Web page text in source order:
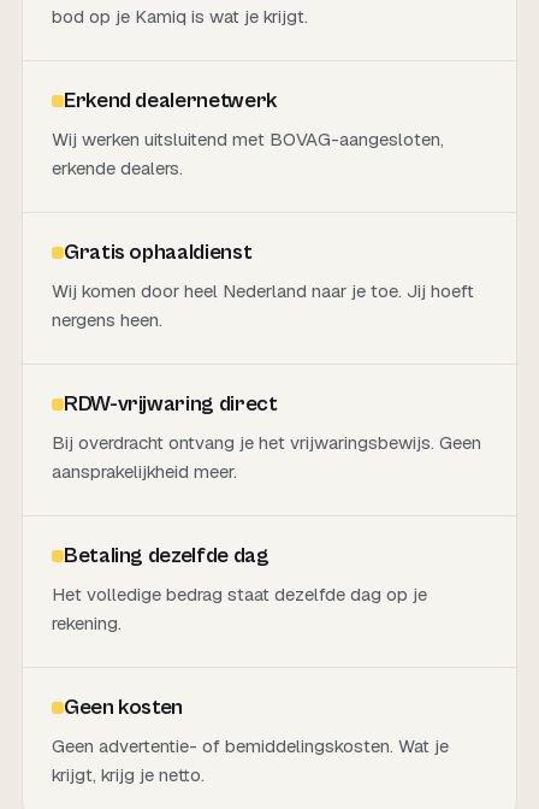
bod op je Kamiq is wat je krijgt.
Erkend dealernetwerk
Wij werken uitsluitend met BOVAG-aangesloten,
erkende dealers.
Gratis ophaaldienst
Wij komen door heel Nederland naar je toe. Jij hoeft
nergens heen.
RDW-vrijwaring direct
Bij overdracht ontvang je het vrijwaringsbewijs. Geen
aansprakelijkheid meer.
Betaling dezelfde dag
Het volledige bedrag staat dezelfde dag op je
rekening.
Geen kosten
Geen advertentie- of bemiddelingskosten. Wat je
krijgt, krijg je netto.